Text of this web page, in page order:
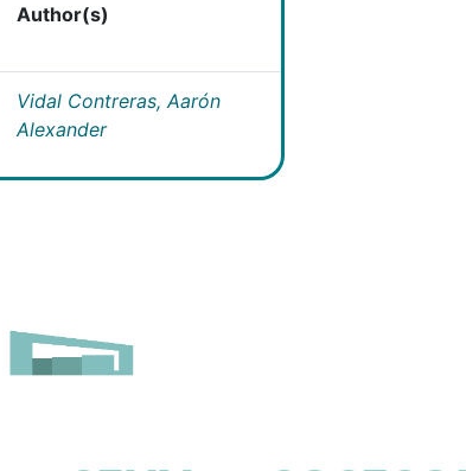
Author(s)
Vidal Contreras, Aarón
Alexander